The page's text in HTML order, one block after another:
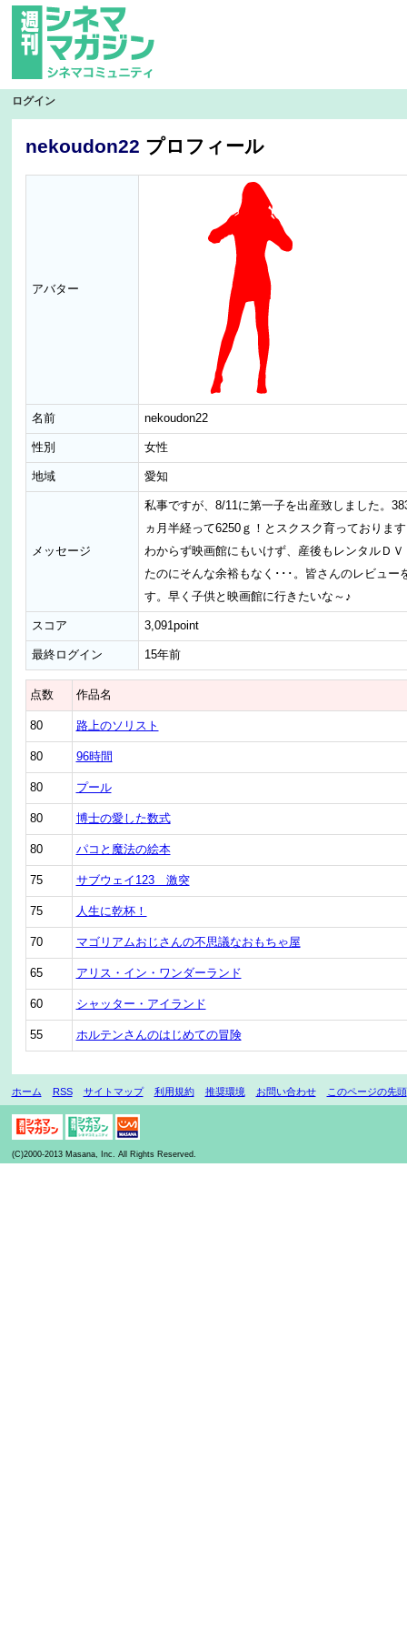
ログイン
nekoudon22 プロフィール
アバター
名前 nekoudon22
性別 女性
地域 愛知
メッセージ
私事ですが、8/11に第一子を出産致しました。
ヵ月半経って6250ｇ！とスクスク育っておりま
わからず映画館にもいけず、産後もレンタルＤ
たのにそんな余裕もなく･･･。皆さんのレビュー
す。早く子供と映画館に行きたいな～♪
スコア 3,091point
最終ログイン 15年前
点数 作品名
80 路上のソリスト
80 96時間
80 プール
80 博士の愛した数式
80 パコと魔法の絵本
75 サブウェイ123 激突
75 人生に乾杯！
70 マゴリアムおじさんの不思議なおもちゃ屋
65 アリス・イン・ワンダーランド
60 シャッター・アイランド
55 ホルテンさんのはじめての冒険
ホーム RSS サイトマップ 利用規約 推奨環境 お問い合わせ このページの先頭
(C)2000-2013 Masana, Inc. All Rights Reserved.